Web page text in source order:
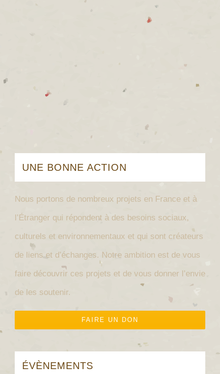
UNE BONNE ACTION
Nous portons de nombreux projets en France et à
l’Étranger qui répondent à des besoins sociaux,
culturels et environnementaux et qui sont créateurs
de liens et d’échanges. Notre ambition est de vous
faire découvrir ces projets et de vous donner l’envie
de les soutenir.
FAIRE UN DON
ÉVÈNEMENTS